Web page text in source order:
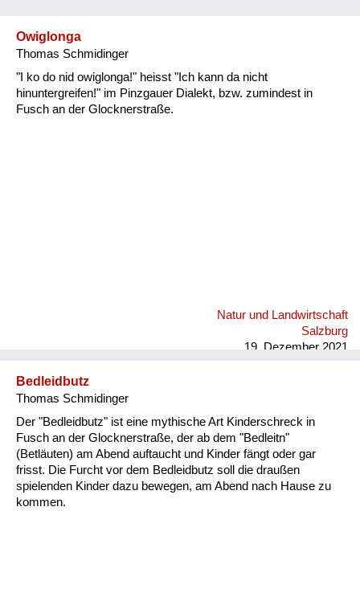
Natur und Landwirtschaft
Owiglonga
Thomas Schmidinger
"I ko do nid owiglonga!" heisst "Ich kann da nicht
hinuntergreifen!" im Pinzgauer Dialekt, bzw. zumindest in
Fusch an der Glocknerstraße.
Natur und Landwirtschaft
Salzburg
19. Dezember 2021
Bedleidbutz
Thomas Schmidinger
Der "Bedleidbutz" ist eine mythische Art Kinderschreck in
Fusch an der Glocknerstraße, der ab dem "Bedleitn"
(Betläuten) am Abend auftaucht und Kinder fängt oder gar
frisst. Die Furcht vor dem Bedleidbutz soll die draußen
spielenden Kinder dazu bewegen, am Abend nach Hause zu
kommen.